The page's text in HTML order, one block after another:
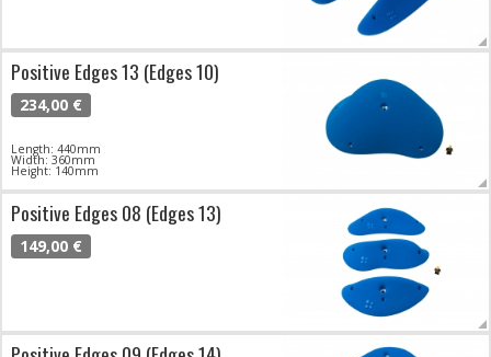
Positive Edges 13 (Edges 10)
234,00 €
Length: 440mm
Width: 360mm
Height: 140mm
Positive Edges 08 (Edges 13)
149,00 €